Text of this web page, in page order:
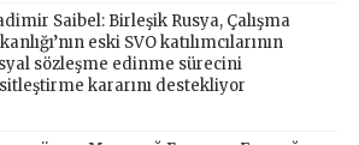
Saibel: Birleşik Rusya, Çalışma
eski SVO katılımcılarının
sözleşme edinme sürecini
kararını destekliyor